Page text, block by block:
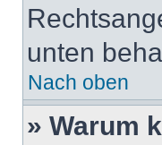
unten
Nach oben
» Warum